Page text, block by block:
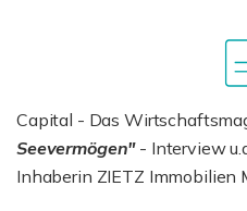
Capital - Das
Seevermögen"- Interview
Inhaberin ZIETZ Immobilien